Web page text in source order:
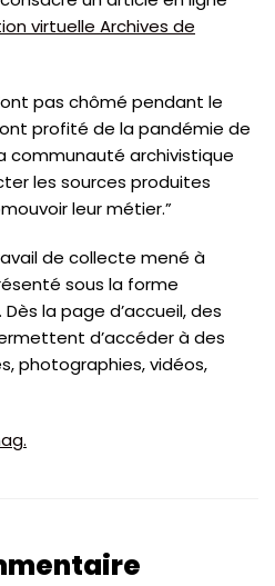
virtuelle Archives de
pas chômé pendant le
profité de la pandémie de
communauté archivistique
les sources produites
leur métier.”
de collecte mené à
sous la forme
la page d’accueil, des
d’accéder à des
photographies, vidéos,